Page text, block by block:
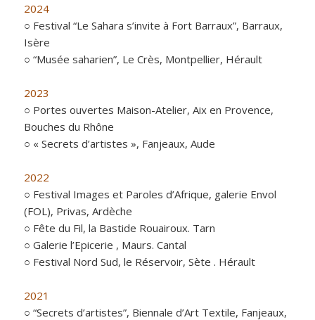
2024
○ Festival “Le Sahara s’invite à Fort Barraux”, Barraux,
Isère
○ “Musée saharien”, Le Crès, Montpellier, Hérault
2023
○ Portes ouvertes Maison-Atelier, Aix en Provence,
Bouches du Rhône
○ « Secrets d’artistes », Fanjeaux, Aude
2022
○ Festival Images et Paroles d’Afrique, galerie Envol
(FOL), Privas, Ardèche
○ Fête du Fil, la Bastide Rouairoux. Tarn
○ Galerie l’Epicerie , Maurs. Cantal
○ Festival Nord Sud, le Réservoir, Sète . Hérault
2021
○ “Secrets d’artistes”, Biennale d’Art Textile, Fanjeaux,